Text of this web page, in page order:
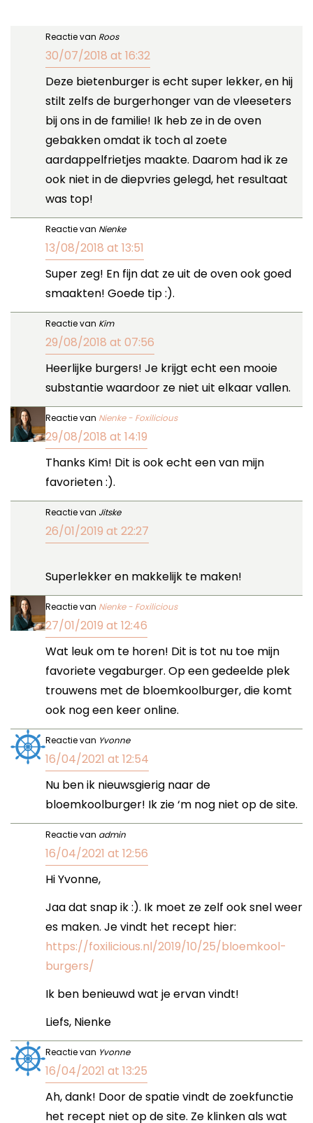
Reactie van Roos
30/07/2018 at 16:32
Deze bietenburger is echt super lekker, en hij
stilt zelfs de burgerhonger van de vleeseters
bij ons in de familie! Ik heb ze in de oven
gebakken omdat ik toch al zoete
aardappelfrietjes maakte. Daarom had ik ze
ook niet in de diepvries gelegd, het resultaat
was top!
Reactie van Nienke
13/08/2018 at 13:51
Super zeg! En fijn dat ze uit de oven ook goed
smaakten! Goede tip :).
Reactie van Kim
29/08/2018 at 07:56
Heerlijke burgers! Je krijgt echt een mooie
substantie waardoor ze niet uit elkaar vallen.
Reactie van Nienke - Foxilicious
29/08/2018 at 14:19
Thanks Kim! Dit is ook echt een van mijn
favorieten :).
Reactie van Jitske
26/01/2019 at 22:27
Superlekker en makkelijk te maken!
Reactie van Nienke - Foxilicious
27/01/2019 at 12:46
Wat leuk om te horen! Dit is tot nu toe mijn
favoriete vegaburger. Op een gedeelde plek
trouwens met de bloemkoolburger, die komt
ook nog een keer online.
Reactie van Yvonne
16/04/2021 at 12:54
Nu ben ik nieuwsgierig naar de
bloemkoolburger! Ik zie ‘m nog niet op de site.
Reactie van admin
16/04/2021 at 12:56
Hi Yvonne,
Jaa dat snap ik :). Ik moet ze zelf ook snel weer
es maken. Je vindt het recept hier:
https://foxilicious.nl/2019/10/25/bloemkool-
burgers/
Ik ben benieuwd wat je ervan vindt!
Liefs, Nienke
Reactie van Yvonne
16/04/2021 at 13:25
Ah, dank! Door de spatie vindt de zoekfunctie
het recept niet op de site. Ze klinken als wat